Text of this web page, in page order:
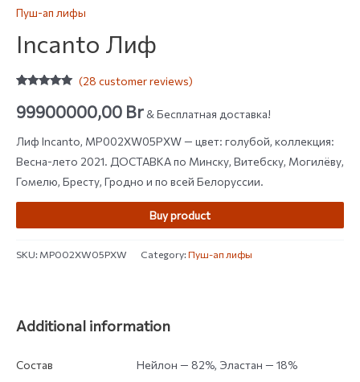
Пуш-ап лифы
Incanto Лиф
out of 5
based on
ratings
(28 customer reviews)
99900000,00 Br& Бесплатная доставка!
Лиф Incanto, MP002XW05PXW — цвет: голубой, коллекция:
Весна-лето 2021. ДОСТАВКА по Минску, Витебску, Могилёву,
Гомелю, Бресту, Гродно и по всей Белоруссии.
Buy product
SKU:MP002XW05PXW Category:Пуш-ап лифы
Additional information
Состав
Нейлон — 82%, Эластан — 18%